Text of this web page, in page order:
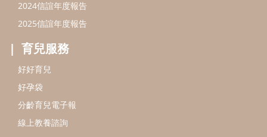
信誼基金出版社
閱讀推廣
Bookstart閱讀起步走
信誼幼兒文學獎
信誼兒童動畫獎
小袋鼠說故事劇團